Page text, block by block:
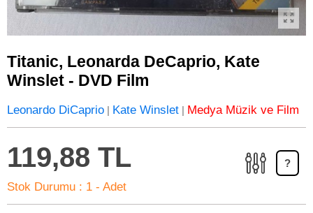
Titanic, Leonarda DeCaprio, Kate
Winslet - DVD Film
Leonardo DiCaprio | Kate Winslet | Medya Müzik ve Film
119,88 TL
Stok Durumu : 1 - Adet
?